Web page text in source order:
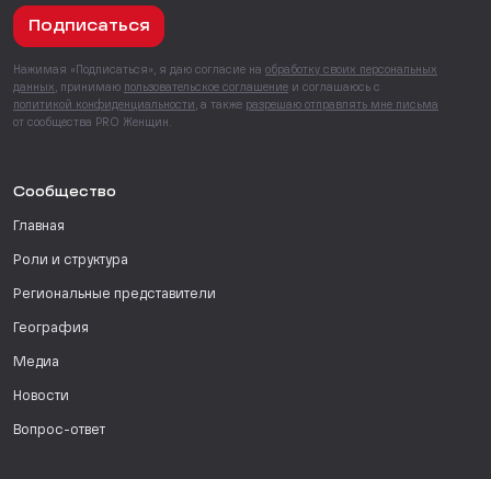
Подписаться
Нажимая «Подписаться», я даю согласие на обработку своих персональных
данных , принимаю пользовательское соглашение и соглашаюсь с
политикой конфиденциальности , а также разрешаю отправлять мне письма
от сообщества PRO Женщин.
Сообщество
Главная
Роли и структура
Региональные представители
География
Медиа
Новости
Вопрос-ответ